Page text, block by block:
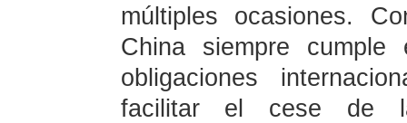
múltiples ocasiones.
China siempre cumple
obligaciones
facilitar el cese de